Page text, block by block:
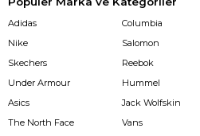
Adidas
Nike
Skechers
Under Armour
Asics
The North Face
Columbia
Salomon
Reebok
Hummel
Jack Wolfskin
Vans